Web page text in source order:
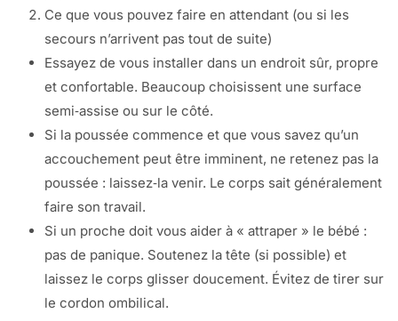
Ce que vous pouvez faire en attendant (ou si les
secours n’arrivent pas tout de suite)
Essayez de vous installer dans un endroit sûr, propre
et confortable. Beaucoup choisissent une surface
semi‑assise ou sur le côté.
Si la poussée commence et que vous savez qu’un
accouchement peut être imminent, ne retenez pas la
poussée : laissez‑la venir. Le corps sait généralement
faire son travail.
Si un proche doit vous aider à « attraper » le bébé :
pas de panique. Soutenez la tête (si possible) et
laissez le corps glisser doucement. Évitez de tirer sur
le cordon ombilical.